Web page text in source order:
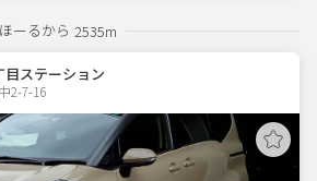
ーるから 2535m
ステーション
2-7-16